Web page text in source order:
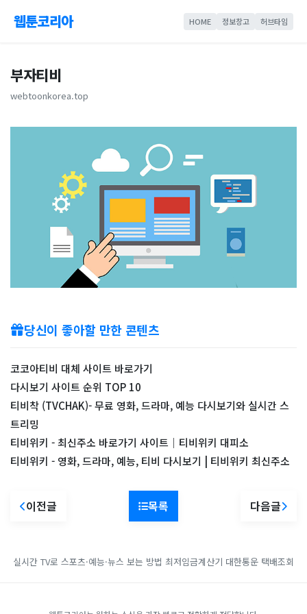
웹툰코리아 HOME 정보창고 허브타임
부자티비
webtoonkorea.top
당신이 좋아할 만한 콘텐츠
코코아티비 대체 사이트 바로가기
다시보기 사이트 순위 TOP 10
티비착 (TVCHAK)- 무료 영화, 드라마, 예능 다시보기와 실시간 스
트리밍
티비위키 - 최신주소 바로가기 사이트｜티비위키 대피소
티비위키 - 영화, 드라마, 예능, 티비 다시보기 | 티비위키 최신주소
이전글 목록 다음글
실시간 TV로 스포츠·예능·뉴스 보는 방법 최저임금계산기 대한통운 택배조회